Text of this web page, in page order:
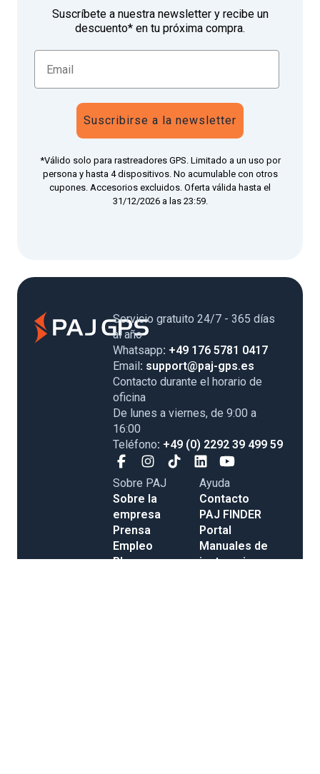
Suscríbete a nuestra newsletter y recibe un
descuento* en tu próxima compra.
Suscribirse a la newsletter
*Válido solo para rastreadores GPS. Limitado a un uso por
persona y hasta 4 dispositivos. No acumulable con otros
cupones. Accesorios excluidos. Oferta válida hasta el
31/12/2026 a las 23:59.
Servicio gratuito 24/7 - 365 días
al año
Whatsapp: +49 176 5781 0417
Email : support@paj-gps.es
Contacto durante el horario de
oficina
De lunes a viernes, de 9:00 a
16:00
Teléfono: +49 (0) 2292 39 499 59
Sobre PAJ
Sobre la
empresa
Prensa
Empleo
Blog
Ayuda
Contacto
PAJ FINDER
Portal
Manuales de
instrucciones